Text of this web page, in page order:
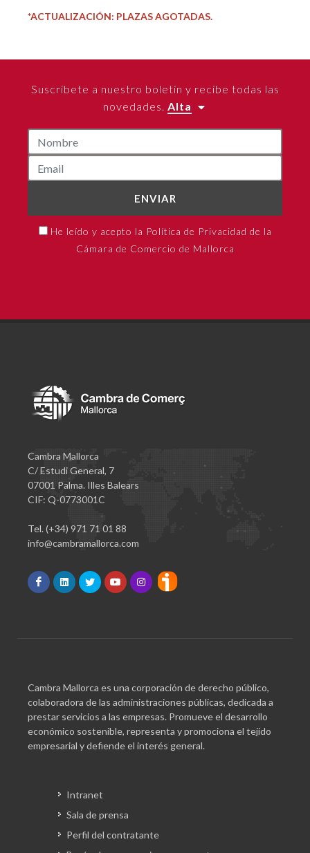
*ACTUALIZACIÓN: PLAZAS AGOTADAS.
Suscríbete a nuestro boletín y recibe todas las
novedades. Alta
ENVIAR
He leído y acepto la Política de Privacidad de la
Cámara de Comercio de Mallorca
Cambra Mallorca
C/ Estudi General, 7
07001 Palma. Illes Balears
CIF: Q-0773001C
Tel. (+34) 971 71 01 88
info@cambramallorca.com
Cambra Mallorca es una corporación de derecho público,
colaboradora de las administraciones públicas, dedicada a
prestar servicios a las empresas. Promueve el desarrollo
económico sostenible, representa y promociona el tejido
empresarial y defiende el interés general.
Intranet
Sala de prensa
Perfil del contratante